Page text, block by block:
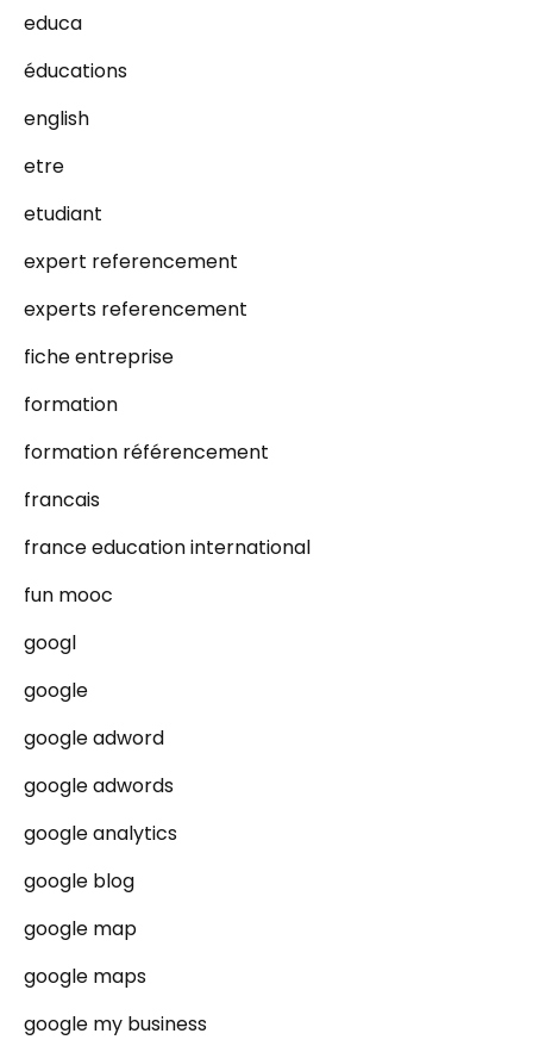
educa
éducations
english
etre
etudiant
expert referencement
experts referencement
fiche entreprise
formation
formation référencement
francais
france education international
fun mooc
googl
google
google adword
google adwords
google analytics
google blog
google map
google maps
google my business